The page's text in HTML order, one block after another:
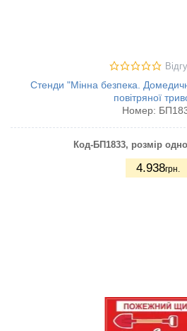
Стенди "Мінна безпека.
повітряної
Номер:
Код-БП1833, розмір
4.938грн.